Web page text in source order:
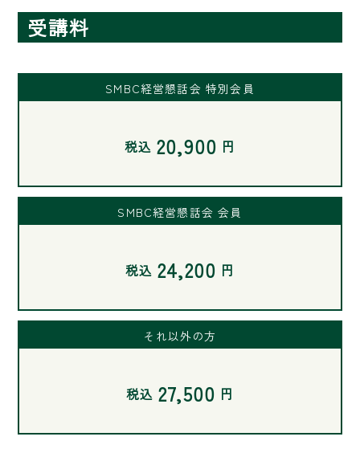
受講料
SMBC経営懇話会 特別会員
税込 20,900 円
SMBC経営懇話会 会員
税込 24,200 円
それ以外の方
税込 27,500 円